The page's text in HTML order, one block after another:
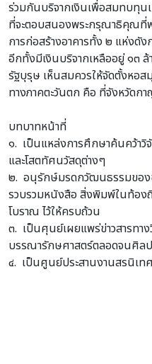
ร่วมกันบริจากเงินเพื่อสมทบทุน
ที่จะตอบสนองพระกรุณาธิคุณที่
การก่อสร้างอาคารทั้ง ๒ แห่งดัง
อีกทั้งมีเงินบริจากเหลืออยู่ ๑
รัฐบุรุษ เห็นสมควรให้จัดตั้งหอ
ทางภาคตะวันตก คือ ที่จังหวัดก
บทบาทหน้าที่
๑. เป็นแหล่งการศึกษาค้นคว้าวิ
และโสตทัศนวัสดุต่างๆ
๒. อนุรักษ์มรดกวัฒนธรรมของ
รวบรวมหนังสือ สิ่งพิมพ์ในท้อ
โบราณ ไว้ให้ครบถ้วน
๓. เป็นศุนย์เผยแพร่ข่าวสารทาง
บรรณารักษศาสตร์ตลอดจนศิ
๔. เป็นศูนย์ประสานงานสรนิเท